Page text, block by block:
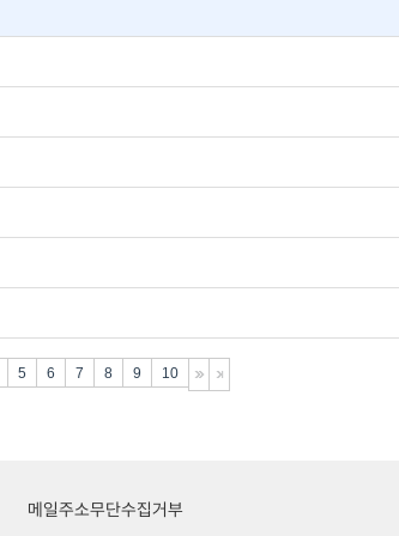
5 6 7 8 9 10
메일주소무단수집거부